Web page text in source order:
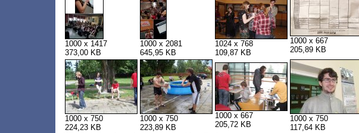
1000 x 1417
373,00 KB
1000 x 2081
645,95 KB
1024 x 768
109,87 KB
1000 x 667
205,89 KB
1000 x 750
224,23 KB
1000 x 750
223,89 KB
1000 x 667
205,72 KB
1000 x 750
117,64 KB